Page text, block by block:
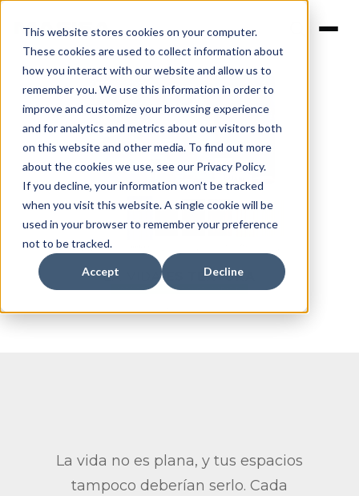
This website stores cookies on your computer.
These cookies are used to collect information about
how you interact with our website and allow us to
remember you. We use this information in order to
improve and customize your browsing experience
and for analytics and metrics about our visitors both
on this website and other media. To find out more
about the cookies we use, see our Privacy Policy.
If you decline, your information won’t be tracked
when you visit this website. A single cookie will be
used in your browser to remember your preference
not to be tracked.
Accept Decline
La vida no es plana, y tus espacios
tampoco deberían serlo. Cada